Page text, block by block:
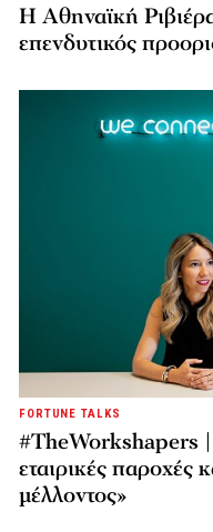
Η Αθηναϊκή
επενδυτικός
FORTUNE TALKS
#TheWorkshapers
εταιρικές παροχές
μέλλοντος»